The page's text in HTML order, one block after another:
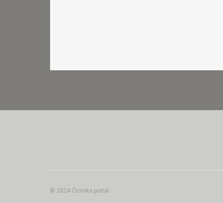
© 2024 Cronika portal